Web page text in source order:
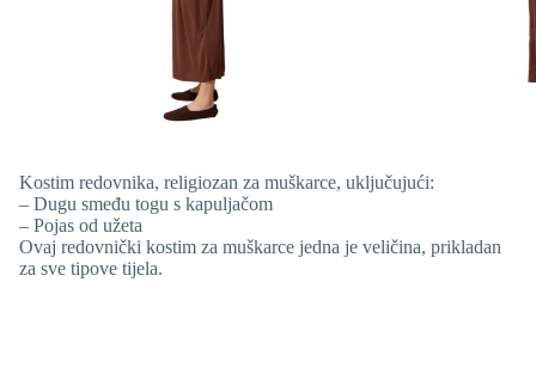
Kostim redovnika, religiozan za muškarce, uključujući:
– Dugu smeđu togu s kapuljačom
– Pojas od užeta
Ovaj redovnički kostim za muškarce jedna je veličina, prikladan
za sve tipove tijela.